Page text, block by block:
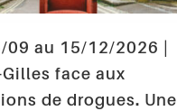
09 au 15/12/2026 |
face aux
de drogues. Une